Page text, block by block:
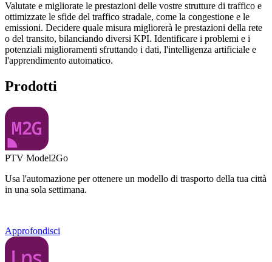
Valutate e migliorate le prestazioni delle vostre strutture di traffico e
ottimizzate le sfide del traffico stradale, come la congestione e le
emissioni. Decidere quale misura migliorerà le prestazioni della rete
o del transito, bilanciando diversi KPI. Identificare i problemi e i
potenziali miglioramenti sfruttando i dati, l'intelligenza artificiale e
l'apprendimento automatico.
Prodotti
PTV Model2Go
Usa l'automazione per ottenere un modello di trasporto della tua città
in una sola settimana.
Approfondisci